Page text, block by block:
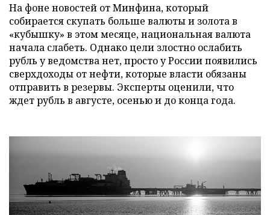
На фоне новостей от Минфина, который
собирается скупать больше валюты и золота в
«кубышку» в этом месяце, национальная валюта
начала слабеть. Однако цели злостно ослабить
рубль у ведомства нет, просто у России появились
сверхдоходы от нефти, которые власти обязаны
отправить в резервы. Эксперты оценили, что
ждет рубль в августе, осенью и до конца года.